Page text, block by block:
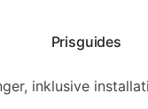
Prisguides
inklusive